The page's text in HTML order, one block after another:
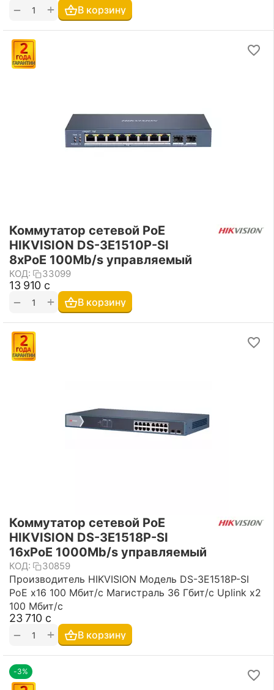
+
− В корзину
Коммутатор сетевой PoE
HIKVISION DS-3E1510P-SI
8xPoE 100Mb/s управляемый
КОД: 33099
13 910 с
+
− В корзину
Коммутатор сетевой PoE
HIKVISION DS-3E1518P-SI
16xPoE 1000Mb/s управляемый
КОД: 30859
Производитель HIKVISION Модель DS-3E1518P-SI
PoE x16 100 Мбит/с Магистраль 36 Гбит/с Uplink x2
100 Мбит/с
23 710 с
+
− В корзину
-3%